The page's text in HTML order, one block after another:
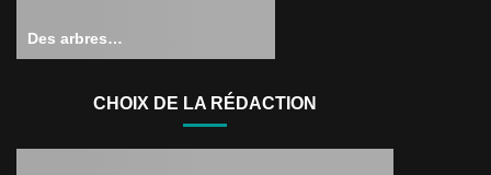
Des arbres…
CHOIX DE LA RÉDACTION